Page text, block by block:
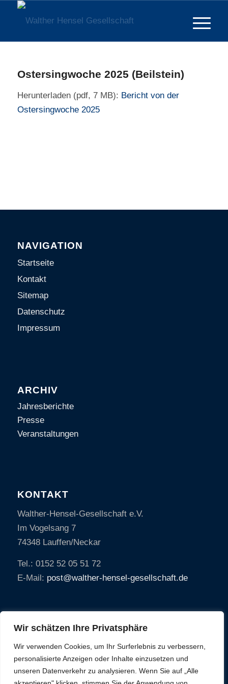
Wir schätzen Ihre Privatsphäre
Wir verwenden Cookies, um Ihr Surferlebnis zu verbessern,
personalisierte Anzeigen oder Inhalte einzusetzen und
unseren Datenverkehr zu analysieren. Wenn Sie auf „Alle
Ostersingwoche 2025 (Beilstein)
Herunterladen (pdf, 7 MB): Bericht von der
Ostersingwoche 2025
NAVIGATION
Startseite
Kontakt
Sitemap
Datenschutz
Impressum
ARCHIV
Jahresberichte
Presse
Veranstaltungen
KONTAKT
Walther-Hensel-Gesellschaft e.V.
Im Vogelsang 7
74348 Lauffen/Neckar
Tel.: 0152 52 05 51 72
E-Mail: post@walther-hensel-gesellschaft.de